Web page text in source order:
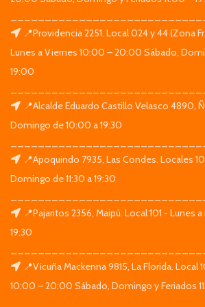
📍Providencia 2251. Local 024 y 44 (Zona
Lunes a Viernes 10:00 – 20:00 Sábado,
19:00
📍Alcalde Eduardo Castillo Velasco 4890,
Domingo de 10:00 a 19:30
📍Apoquindo 7935, Las Condes. Locales
Domingo de 11:30 a 19:30
📍Pajaritos 2356, Maipú. Local 101 - Lunes
19:30
📍Vicuña Mackenna 9815, La Florida. Local
10:00 – 20:00 Sábado, Domingo y Feriados